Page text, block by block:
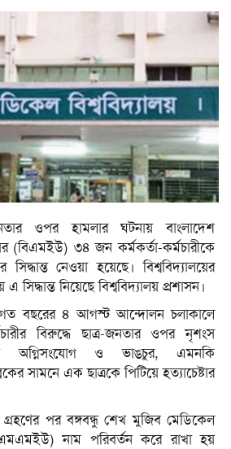
ওপর হামলার ঘটনায় বাংলাদেশ
(বিএমইউ) ৩৪ জন কর্মকর্তা-কর্মচারীকে
সিদ্ধান্ত নেওয়া হয়েছে। বিশ্ববিদ্যালয়ের
সিদ্ধান্ত নিয়েছে বিশ্ববিদ্যালয় প্রশাসন।
গত বছরের ৪ আগস্ট আন্দোলন চলাকালে
বিরুদ্ধে ছাত্র-জনতার ওপর নৃশংস
অগ্নিসংযোগ ও ভাঙচুর, এমনকি
সামনে এক ছাত্রকে পিটিয়ে হত্যাচেষ্টার
গ্রহণের পর বঙ্গবন্ধু শেখ মুজিব মেডিকেল
নাম পরিবর্তন করে রাখা হয়